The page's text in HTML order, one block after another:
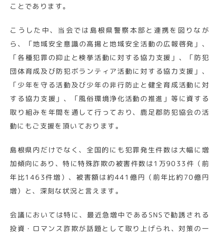
ことであります。
こうした中、当会では島根県警察本部と連携を図りなが
ら、「地域安全意識の高揚と地域安全活動の広報啓発」、
「各種犯罪の抑止と検挙活動に対する協力支援」、「防犯
団体育成及び防犯ボランティア活動に対する協力支援」、
「少年を守る活動及び少年の非行防止と健全育成活動に対
する協力支援」、「風俗環境浄化活動の推進」等に資する
取り組みを年間を通して行っており、鹿足郡防犯協会の活
動にもご支援を頂いております。
島根県内だけでなく、全国的にも犯罪発生件数は大幅に増
加傾向にあり、特に特殊詐欺の被害件数は1万9033件（前
年比1463件増）、被害額は約441億円（前年比約70億円
増）と、深刻な状況と言えます。
会議においては特に、最近急増中であるSNSで勧誘される
投資・ロマンス詐欺が話題として取り上げられ、対策の一